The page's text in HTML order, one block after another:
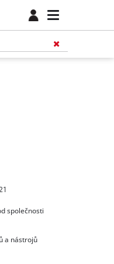
společnosti
a nástrojů